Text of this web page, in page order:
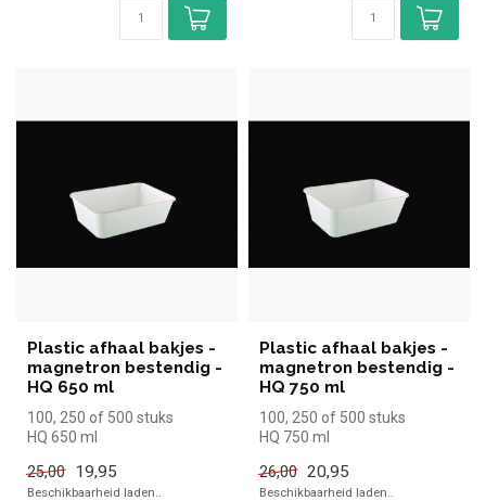
Plastic afhaal bakjes -
magnetron bestendig -
HQ 650 ml
100, 250 of 500 stuks
HQ 650 ml
25,00
19,95
Beschikbaarheid laden..
Plastic afhaal bakjes -
magnetron bestendig -
HQ 750 ml
100, 250 of 500 stuks
HQ 750 ml
26,00 20,95
Beschikbaarheid laden..